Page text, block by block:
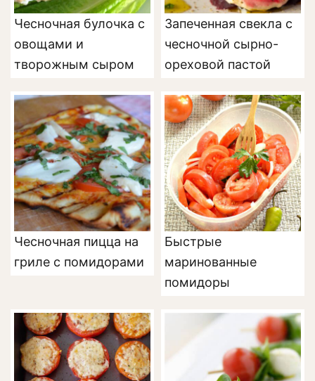
Чесночная булочка с
овощами и
творожным сыром
Запеченная свекла с
чесночной сырно-
ореховой пастой
Чесночная пицца на
гриле с помидорами
Быстрые
маринованные
помидоры